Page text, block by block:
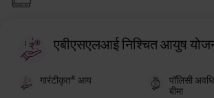
एबीएसएलआई निश्चित आयुष
गारंटीकृत# आय
पॉलिसी
बीमा